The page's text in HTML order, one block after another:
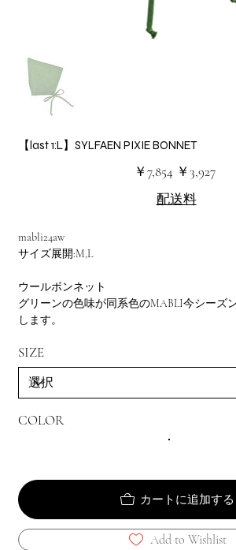
【last 1:L】SYLFAEN PIXIE BONNET
元
の
￥7,854
セ
ー
価
￥3,927
配送料
mabli24aw
サイズ展開:M,L
ウールボンネット
グリーンの色味が同系色のMABLI今シーズ
します。
SIZE
COLOR
カートに追加する
Add to Wishlist